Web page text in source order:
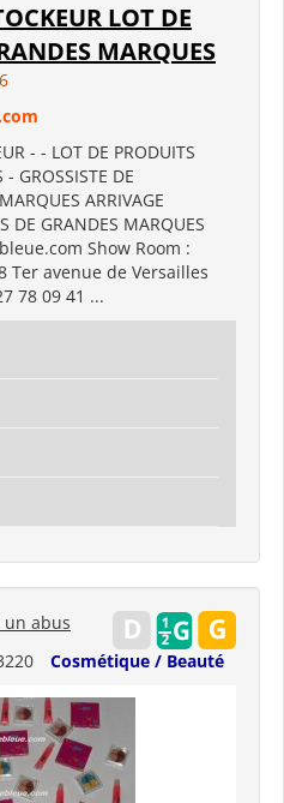
LOT DE
MARQUES
- - LOT DE PRODUITS
GROSSISTE DE
ARRIVAGE
DE GRANDES MARQUES
Show Room :
Ter avenue de Versailles
78 09 41 ...
Cosmétique / Beauté
un abus